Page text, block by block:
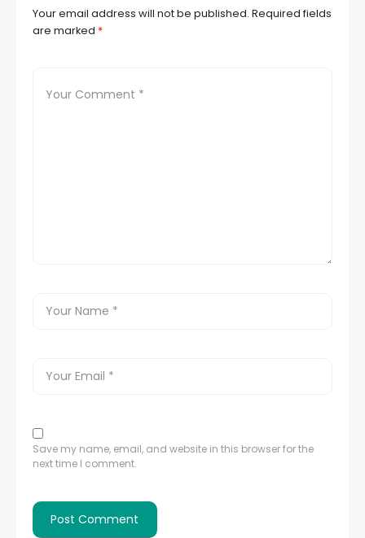
Your email address will not be published. Required fields
are marked *
Save my name, email, and website in this browser for the
next time I comment.